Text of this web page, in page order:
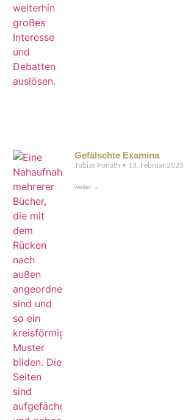
Gefälschte Examina
Tobias Ponath 13. Februar 2025
weiter →